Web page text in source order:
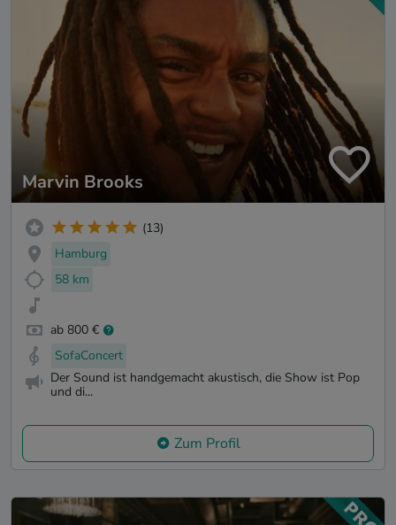
Marvin Brooks
(13)
Hamburg
58 km
ab 800 €
SofaConcert
Der Sound ist handgemacht akustisch, die Show ist Pop
und di...
Zum Profil